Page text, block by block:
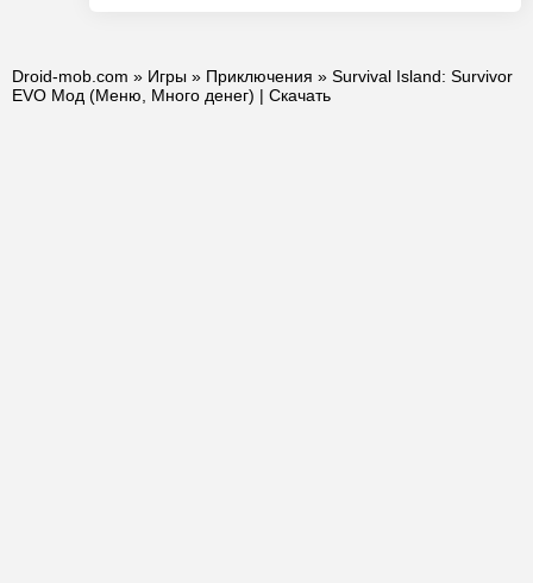
Droid-mob.com » Игры » Приключения » Survival Island: Survivor
EVO Мод (Меню, Много денег) | Скачать